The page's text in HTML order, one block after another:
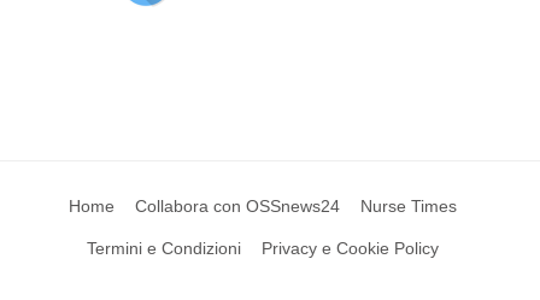
Home Collabora con OSSnews24 Nurse Times
Termini e Condizioni Privacy e Cookie Policy